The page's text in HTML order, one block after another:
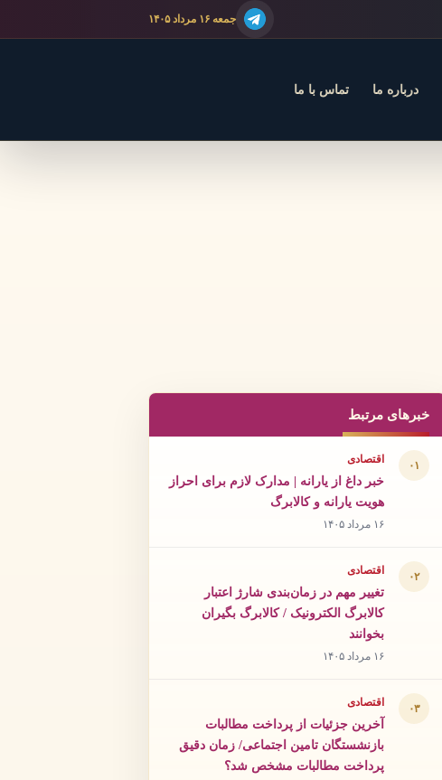
جمعه ۱۶ مرداد ۱۴۰۵
درباره ما تماس با ما
خبرهای مرتبط
۰۱ اقتصادی
خبر داغ از یارانه | مدارک لازم برای احراز
هویت یارانه و کالابرگ
۱۶ مرداد ۱۴۰۵
۰۲ اقتصادی
تغییر مهم در زمان‌بندی شارژ اعتبار
کالابرگ الکترونیک / کالابرگ بگیران
بخوانند
۱۶ مرداد ۱۴۰۵
۰۳ اقتصادی
آخرین جزئیات از پرداخت مطالبات
بازنشستگان تامین اجتماعی/ زمان دقیق
پرداخت مطالبات مشخص شد؟